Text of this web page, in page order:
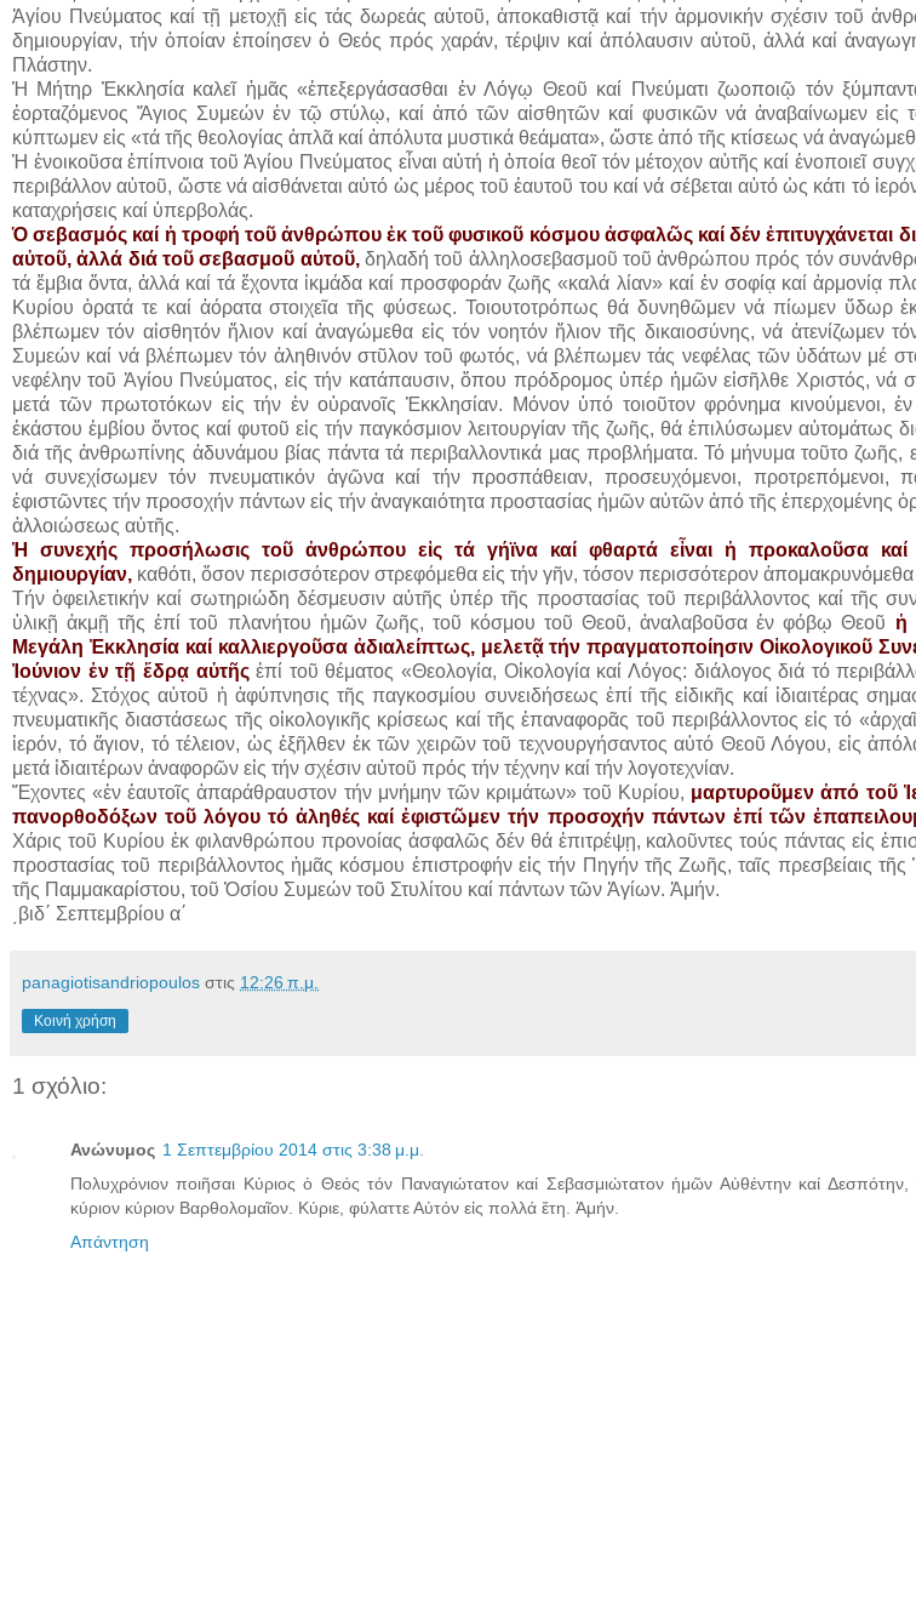
Ἁγίου Πνεύματος καί τῇ μετοχῇ εἰς τάς δωρεάς αὐτοῦ, ἀποκαθιστᾷ καί τήν ἁρμονικήν σχέσιν τοῦ
δημιουργίαν, τήν ὁποίαν ἐποίησεν ὁ Θεός πρός χαράν, τέρψιν καί ἀπόλαυσιν αὐτοῦ, ἀλλά καί
Πλάστην.
Ἡ Μήτηρ Ἐκκλησία καλεῖ ἡμᾶς «ἐπεξεργάσασθαι ἐν Λόγῳ Θεοῦ καί Πνεύματι ζωοποιῷ τόν
ἑορταζόμενος Ἅγιος Συμεών ἐν τῷ στύλῳ, καί ἀπό τῶν αἰσθητῶν καί φυσικῶν νά ἀναβαίνωμεν εἰς
κύπτωμεν εἰς «τά τῆς θεολογίας ἁπλᾶ καί ἀπόλυτα μυστικά θεάματα», ὥστε ἀπό τῆς κτίσεως νά
Ἡ ἐνοικοῦσα ἐπίπνοια τοῦ Ἁγίου Πνεύματος εἶναι αὐτή ἡ ὁποία θεοῖ τόν μέτοχον αὐτῆς καί ἑνοποιεῖ
περιβάλλον αὐτοῦ, ὥστε νά αἰσθάνεται αὐτό ὡς μέρος τοῦ ἑαυτοῦ του καί νά σέβεται αὐτό ὡς κάτι τό
καταχρήσεις καί ὑπερβολάς.
Ὁ σεβασμός καί ἡ τροφή τοῦ ἀνθρώπου ἐκ τοῦ φυσικοῦ κόσμου ἀσφαλῶς καί δέν ἐπιτυγχάνεται
αὐτοῦ, ἀλλά διά τοῦ σεβασμοῦ αὐτοῦ, δηλαδή τοῦ ἀλληλοσεβασμοῦ τοῦ ἀνθρώπου πρός τόν
τά ἔμβια ὄντα, ἀλλά καί τά ἔχοντα ἰκμάδα καί προσφοράν ζωῆς «καλά λίαν» καί ἐν σοφίᾳ καί ἁρμονίᾳ
Κυρίου ὁρατά τε καί ἀόρατα στοιχεῖα τῆς φύσεως. Τοιουτοτρόπως θά δυνηθῶμεν νά πίωμεν ὕδωρ
βλέπωμεν τόν αἰσθητόν ἥλιον καί ἀναγώμεθα εἰς τόν νοητόν ἥλιον τῆς δικαιοσύνης, νά ἀτενίζωμεν
Συμεών καί νά βλέπωμεν τόν ἀληθινόν στῦλον τοῦ φωτός, νά βλέπωμεν τάς νεφέλας τῶν ὑδάτων μέ
νεφέλην τοῦ Ἁγίου Πνεύματος, εἰς τήν κατάπαυσιν, ὅπου πρόδρομος ὑπέρ ἡμῶν εἰσῆλθε Χριστός,
μετά τῶν πρωτοτόκων εἰς τήν ἐν οὐρανοῖς Ἐκκλησίαν. Μόνον ὑπό τοιοῦτον φρόνημα κινούμενοι,
ἑκάστου ἐμβίου ὄντος καί φυτοῦ εἰς τήν παγκόσμιον λειτουργίαν τῆς ζωῆς, θά ἐπιλύσωμεν αὐτομάτως
διά τῆς ἀνθρωπίνης ἀδυνάμου βίας πάντα τά περιβαλλοντικά μας προβλήματα. Τό μήνυμα τοῦτο ζωῆς,
νά συνεχίσωμεν τόν πνευματικόν ἀγῶνα καί τήν προσπάθειαν, προσευχόμενοι, προτρεπόμενοι,
ἐφιστῶντες τήν προσοχήν πάντων εἰς τήν ἀναγκαιότητα προστασίας ἡμῶν αὐτῶν ἀπό τῆς ἐπερχομένης
ἀλλοιώσεως αὐτῆς.
Ἡ συνεχής προσήλωσις τοῦ ἀνθρώπου εἰς τά γήϊνα καί φθαρτά εἶναι ἡ προκαλοῦσα
δημιουργίαν, καθότι, ὅσον περισσότερον στρεφόμεθα εἰς τήν γῆν, τόσον περισσότερον
Τήν ὀφειλετικήν καί σωτηριώδη δέσμευσιν αὐτῆς ὑπέρ τῆς προστασίας τοῦ περιβάλλοντος καί τῆς
ὑλικῇ ἀκμῇ τῆς ἐπί τοῦ πλανήτου ἡμῶν ζωῆς, τοῦ κόσμου τοῦ Θεοῦ, ἀναλαβοῦσα ἐν φόβῳ Θεοῦ ἡ
Μεγάλη Ἐκκλησία καί καλλιεργοῦσα ἀδιαλείπτως, μελετᾷ τήν πραγματοποίησιν Οἰκολογικοῦ
Ἰούνιον ἐν τῇ ἕδρᾳ αὐτῆςἐπί τοῦ θέματος «Θεολογία, Οἰκολογία καί Λόγος: διάλογος διά τό
τέχνας». Στόχος αὐτοῦ ἡ ἀφύπνησις τῆς παγκοσμίου συνειδήσεως ἐπί τῆς εἰδικῆς καί ἰδιαιτέρας
πνευματικῆς διαστάσεως τῆς οἰκολογικῆς κρίσεως καί τῆς ἐπαναφορᾶς τοῦ περιβάλλοντος εἰς τό
ἱερόν, τό ἅγιον, τό τέλειον, ὡς ἐξῆλθεν ἐκ τῶν χειρῶν τοῦ τεχνουργήσαντος αὐτό Θεοῦ Λόγου, εἰς
μετά ἰδιαιτέρων ἀναφορῶν εἰς τήν σχέσιν αὐτοῦ πρός τήν τέχνην καί τήν λογοτεχνίαν.
Ἔχοντες «ἐν ἑαυτοῖς ἀπαράθραυστον τήν μνήμην τῶν κριμάτων» τοῦ Κυρίου, μαρτυροῦμεν ἀπό τοῦ
πανορθοδόξων τοῦ λόγου τό ἀληθές καί ἐφιστῶμεν τήν προσοχήν πάντων ἐπί τῶν
Χάρις τοῦ Κυρίου ἐκ φιλανθρώπου προνοίας ἀσφαλῶς δέν θά ἐπιτρέψῃ, καλοῦντες τούς πάντας εἰς
προστασίας τοῦ περιβάλλοντος ἡμᾶς κόσμου ἐπιστροφήν εἰς τήν Πηγήν τῆς Ζωῆς, ταῖς πρεσβείαις
τῆς Παμμακαρίστου, τοῦ Ὁσίου Συμεών τοῦ Στυλίτου καί πάντων τῶν Ἁγίων. Ἀμήν.
͵βιδ΄ Σεπτεμβρίου α΄
panagiotisandriopoulos στις 12:26 π.μ.
Κοινή χρήση
1 σχόλιο:
Ανώνυμος 1 Σεπτεμβρίου 2014 στις 3:38 μ.μ.
Πολυχρόνιον ποιῆσαι Κύριος ὁ Θεός τόν Παναγιώτατον καί Σεβασμιώτατον ἡμῶν Αὐθέντην καί Δεσπότην,
κύριον κύριον Βαρθολομαῖον. Κύριε, φύλαττε Αὐτόν εἰς πολλά ἔτη. Ἀμήν.
Απάντηση